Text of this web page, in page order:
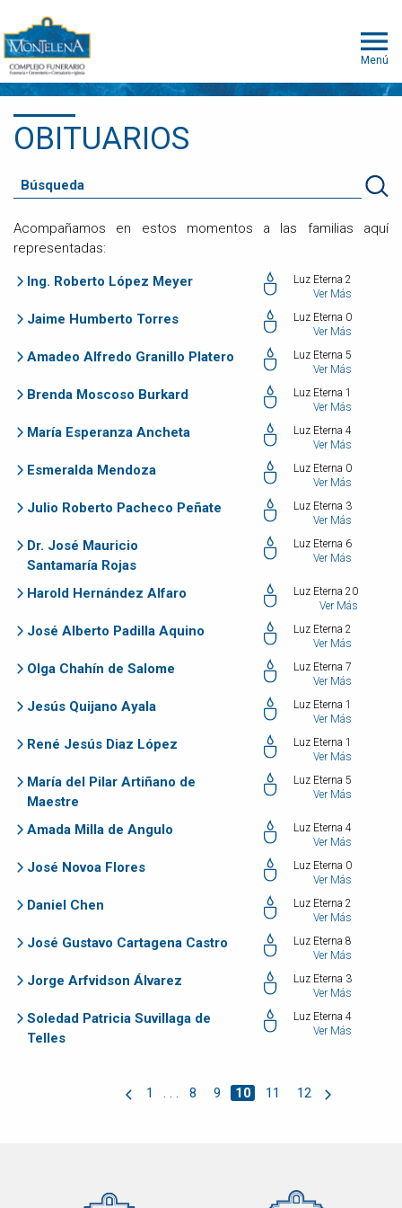
Menú
OBITUARIOS
Acompañamos en estos momentos a las familias aquí
representadas:
Ing. Roberto López Meyer
Luz Eterna 2
Ver Más
Jaime Humberto Torres
Luz Eterna 0
Ver Más
Amadeo Alfredo Granillo Platero
Luz Eterna 5
Ver Más
Brenda Moscoso Burkard
Luz Eterna 1
Ver Más
María Esperanza Ancheta
Luz Eterna 4
Ver Más
Esmeralda Mendoza
Luz Eterna 0
Ver Más
Julio Roberto Pacheco Peñate
Luz Eterna 3
Ver Más
Dr. José Mauricio
Santamaría Rojas
Luz Eterna 6
Ver Más
Harold Hernández Alfaro
Luz Eterna 20
Ver Más
José Alberto Padilla Aquino
Luz Eterna 2
Ver Más
Olga Chahín de Salome
Luz Eterna 7
Ver Más
Jesús Quijano Ayala
Luz Eterna 1
Ver Más
René Jesús Diaz López
Luz Eterna 1
Ver Más
María del Pilar Artiñano de
Maestre
Luz Eterna 5
Ver Más
Amada Milla de Angulo
Luz Eterna 4
Ver Más
José Novoa Flores
Luz Eterna 0
Ver Más
Daniel Chen
Luz Eterna 2
Ver Más
José Gustavo Cartagena Castro
Luz Eterna 8
Ver Más
Jorge Arfvidson Álvarez
Luz Eterna 3
Ver Más
Soledad Patricia Suvillaga de
Telles
Luz Eterna 4
Ver Más
1 . . . 8 9 10 11 12